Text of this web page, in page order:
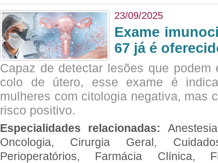
23/09/2025
Exame
67 já é
Capaz de detectar lesões que
colo de útero, esse exame é
mulheres com citologia negativa, mas
risco positivo.
Especialidades relacionadas:
Oncologia, Cirurgia Geral,
Perioperatórios, Farmácia Clínica,